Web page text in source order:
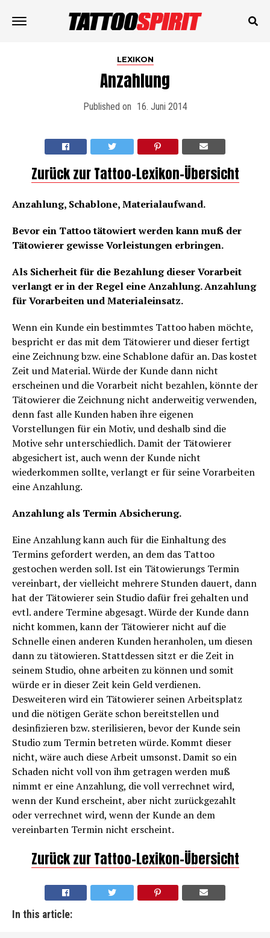
LEXIKON
Anzahlung
Published on 16. Juni 2014
Zurück zur Tattoo-Lexikon-Übersicht
Anzahlung, Schablone, Materialaufwand.
Bevor ein Tattoo tätowiert werden kann muß der
Tätowierer gewisse Vorleistungen erbringen.
Als Sicherheit für die Bezahlung dieser Vorarbeit
verlangt er in der Regel eine Anzahlung. Anzahlung
für Vorarbeiten und Materialeinsatz.
Wenn ein Kunde ein bestimmtes Tattoo haben möchte,
bespricht er das mit dem Tätowierer und dieser fertigt
eine Zeichnung bzw. eine Schablone dafür an. Das kostet
Zeit und Material. Würde der Kunde dann nicht
erscheinen und die Vorarbeit nicht bezahlen, könnte der
Tätowierer die Zeichnung nicht anderweitig verwenden,
denn fast alle Kunden haben ihre eigenen
Vorstellungen für ein Motiv, und deshalb sind die
Motive sehr unterschiedlich. Damit der Tätowierer
abgesichert ist, auch wenn der Kunde nicht
wiederkommen sollte, verlangt er für seine Vorarbeiten
eine Anzahlung.
Anzahlung als Termin Absicherung.
Eine Anzahlung kann auch für die Einhaltung des
Termins gefordert werden, an dem das Tattoo
gestochen werden soll. Ist ein Tätowierungs Termin
vereinbart, der vielleicht mehrere Stunden dauert, dann
hat der Tätowierer sein Studio dafür frei gehalten und
evtl. andere Termine abgesagt. Würde der Kunde dann
nicht kommen, kann der Tätowierer nicht auf die
Schnelle einen anderen Kunden heranholen, um diesen
dann zu tätowieren. Stattdessen sitzt er die Zeit in
seinem Studio, ohne arbeiten zu können und somit
würde er in dieser Zeit kein Geld verdienen.
Desweiteren wird ein Tätowierer seinen Arbeitsplatz
und die nötigen Geräte schon bereitstellen und
desinfizieren bzw. sterilisieren, bevor der Kunde sein
Studio zum Termin betreten würde. Kommt dieser
nicht, wäre auch diese Arbeit umsonst. Damit so ein
Schaden nicht voll von ihm getragen werden muß
nimmt er eine Anzahlung, die voll verrechnet wird,
wenn der Kund erscheint, aber nicht zurückgezahlt
oder verrechnet wird, wenn der Kunde an dem
vereinbarten Termin nicht erscheint.
Zurück zur Tattoo-Lexikon-Übersicht
In this article: